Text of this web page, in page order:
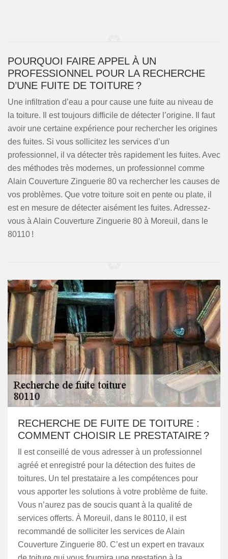
POURQUOI FAIRE APPEL À UN
PROFESSIONNEL POUR LA RECHERCHE
D’UNE FUITE DE TOITURE ?
Une infiltration d’eau a pour cause une fuite au niveau de
la toiture. Il est toujours difficile de détecter l’origine. Il faut
avoir une certaine expérience pour rechercher les origines
des fuites. Si vous sollicitez les services d’un
professionnel, il va détecter très rapidement les fuites. Avec
des méthodes très modernes, un professionnel comme
Alain Couverture Zinguerie 80 va rechercher les causes de
vos problèmes. Que votre toiture soit en pente ou plate, il
est en mesure de détecter aisément les fuites. Adressez-
vous à Alain Couverture Zinguerie 80 à Moreuil, dans le
80110 !
RECHERCHE DE FUITE DE TOITURE :
COMMENT CHOISIR LE PRESTATAIRE ?
Il est conseillé de vous adresser à un professionnel
agréé et enregistré pour la détection des fuites de
toitures. Un tel prestataire a les compétences pour
vous apporter les solutions à votre problème de fuite.
Vous n’aurez pas de soucis quant à la qualité de
services offerts. À Moreuil, dans le 80110, il est
recommandé de solliciter les services de Alain
Couverture Zinguerie 80. C’est un expert en travaux